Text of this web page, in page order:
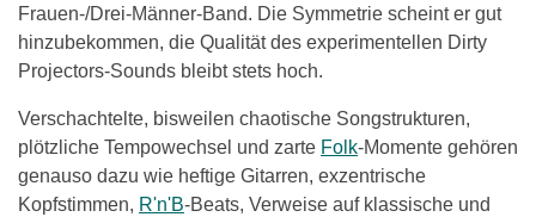
Frauen-/Drei-Männer-Band. Die Symmetrie scheint er gut
hinzubekommen, die Qualität des experimentellen Dirty
Projectors-Sounds bleibt stets hoch.
Verschachtelte, bisweilen chaotische Songstrukturen,
plötzliche Tempowechsel und zarte Folk-Momente gehören
genauso dazu wie heftige Gitarren, exzentrische
Kopfstimmen, R'n'B-Beats, Verweise auf klassische und